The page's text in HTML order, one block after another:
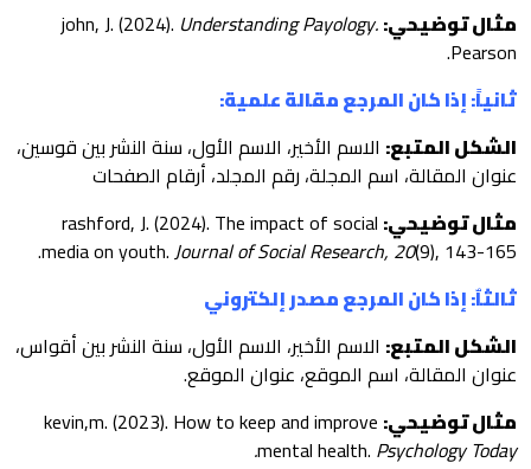
مثال توضيحي:Understanding Payology.
Pearson.
ثانياً: إذا كان المرجع مقالة علمية:
الشكل المتبع: الاسم الأخير، الاسم الأول، سنة النشر بين قوسين،
عنوان المقالة، اسم المجلة، رقم المجلد، أرقام الصفحات
مثال توضيحي: rashford, J. (2024). The impact of social
media on youth.Journal of Social Research, 20(9), 143-165.
ثالثاٌ: إذا كان المرجع مصدر إلكتروني
الشكل المتبع: الاسم الأخير، الاسم الأول، سنة النشر بين أقواس،
عنوان المقالة، اسم الموقع، عنوان الموقع.
مثال توضيحي: kevin,m. (2023). How to keep and improve
mental health. Psychology Today.